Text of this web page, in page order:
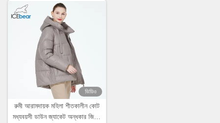
ভিডিও
রুমী আরামদায়ক মহিলা শীতকালীন কোট
মধ্যবয়সী ডাউন জ্যাকেট অন্ধকার জিপার